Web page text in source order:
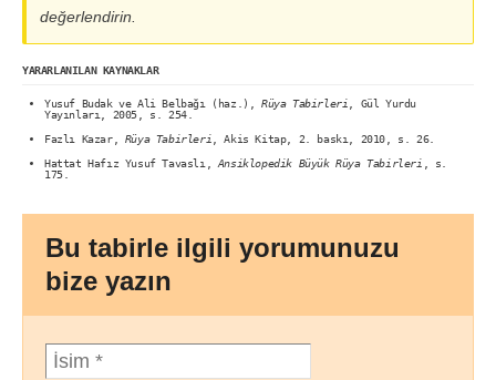
değerlendirin.
YARARLANILAN KAYNAKLAR
Yusuf Budak ve Ali Belbağı (haz.), Rüya Tabirleri , Gül Yurdu
Yayınları, 2005, s. 254.
Fazlı Kazar, Rüya Tabirleri , Akis Kitap, 2. baskı, 2010, s. 26.
Hattat Hafız Yusuf Tavaslı, Ansiklopedik Büyük Rüya Tabirleri , s.
175.
Bu tabirle ilgili yorumunuzu
bize yazın